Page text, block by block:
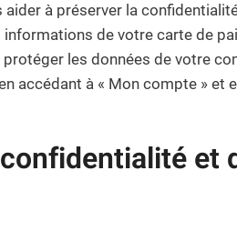
à préserver la
de votre carte de
les données de votre
accédant à « Mon compte » et
et